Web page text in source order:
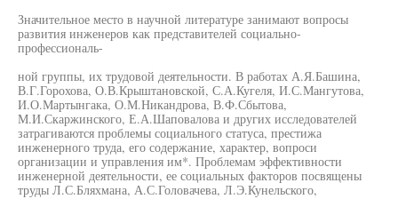
Значительное место в научной литературе занимают вопросы
развития инженеров как представителей социально-
профессиональ-
ной группы, их трудовой деятельности. В работах А.Я.Башина,
В.Г.Горохова, О.В.Крыштановской, С.А.Кугеля, И.С.Мангутова,
И.О.Мартынгака, О.М.Никандрова, В.Ф.Сбытова,
М.И.Скаржинского, Е.А.Шаповалова и других исследователей
затрагиваются проблемы социального статуса, престижа
инженерного труда, его содержание, характер, вопроси
организации и управления им*. Проблемам эффективности
инженерной деятельности, ее социальных факторов посвящены
труды Л.С.Бляхмана, А.С.Головачева, Л.Э.Кунельского,